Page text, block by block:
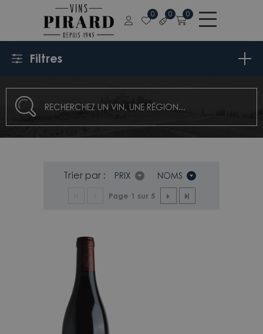
0 0 0
Filtres
Trier par : PRIX NOMS
Page 1 sur 5